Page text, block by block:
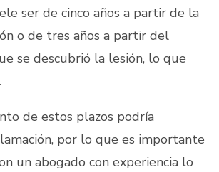
ser de cinco años a partir de la
o de tres años a partir del
se descubrió la lesión, lo que
de estos plazos podría
por lo que es importante
un abogado con experiencia lo